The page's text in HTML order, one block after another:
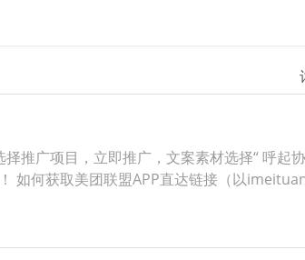
推广项目，立即推广，文案素材选择“ 呼起
如何获取美团联盟APP直达链接（以